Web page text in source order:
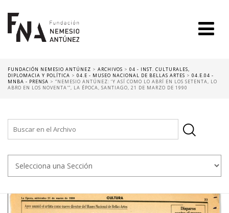
FUNDACIÓN NEMESIO ANTÚNEZ > ARCHIVOS > 04 - INST. CULTURALES,
DIPLOMACIA Y POLÍTICA > 04.E - MUSEO NACIONAL DE BELLAS ARTES > 04.E.04 -
MNBA - PRENSA > “NEMESIO ANTÚNEZ: ‘Y ASÍ COMO LO ABRÍ EN LOS SETENTA, LO
ABRO EN LOS NOVENTA'”, LA ÉPOCA, SANTIAGO, 21 DE MARZO DE 1990